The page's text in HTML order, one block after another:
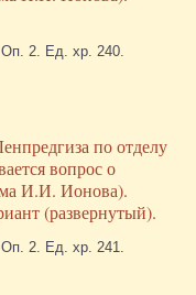
2. Ед. хр. 240.
по отделу
вопрос о
И.И. Ионова).
(развернутый).
2. Ед. хр. 241.